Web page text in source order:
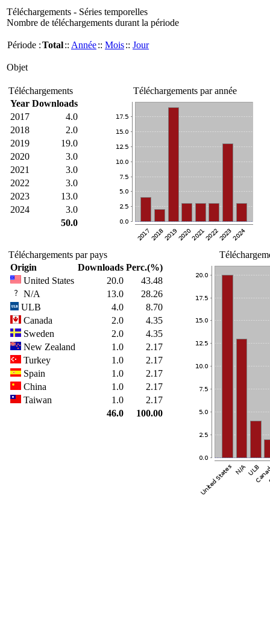
Téléchargements - Séries temporelles
Nombre de téléchargements durant la période
Période :Total:: Année:: Mois:: Jour
Objet
Téléchargements
Year Downloads
2017
4.0
2018
2.0
2019
19.0
2020
3.0
2021
3.0
2022
3.0
2023
13.0
2024
3.0
50.0
Téléchargements par année
Téléchargements par pays
Origin
Downloads Perc.(%)
United States
20.0
43.48
N/A
13.0
28.26
ULB
4.0
8.70
Canada
2.0
4.35
Sweden
2.0
4.35
New Zealand
1.0
2.17
Turkey
1.0
2.17
Spain
1.0
2.17
China
1.0
2.17
Taiwan
1.0
2.17
46.0
100.00